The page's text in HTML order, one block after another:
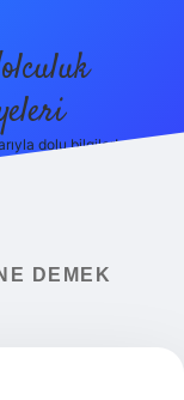
dolu bilgiler!
DEMEK